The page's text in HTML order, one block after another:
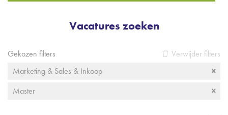
Vacatures zoeken
Gekozen filters
Verwijder filters
Marketing & Sales & Inkoop
Master